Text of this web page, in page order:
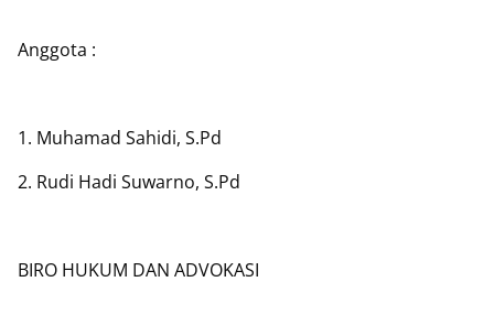
Anggota :
1. Muhamad Sahidi, S.Pd
2. Rudi Hadi Suwarno, S.Pd
BIRO HUKUM DAN ADVOKASI